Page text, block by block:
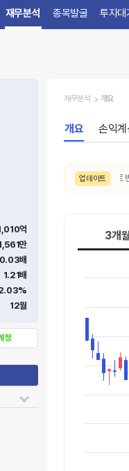
재무분석 종목발굴 투자대
억
만
배
1.21배
12월
정
재무분석 개요
개요 손익계
업데이트
보통 → 매우강함으로 변동
3개월